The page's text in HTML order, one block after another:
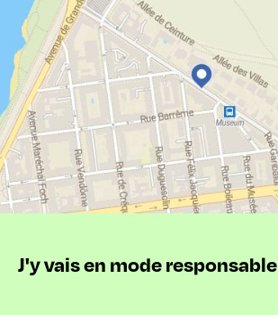
J'y vais en mode responsable